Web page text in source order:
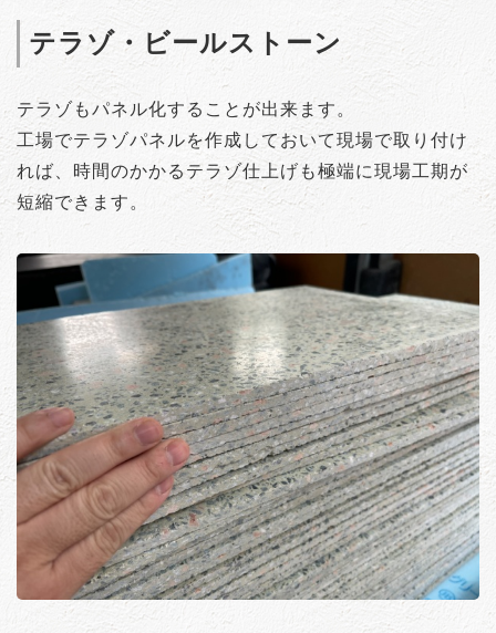
テラゾ・ビールストーン
テラゾもパネル化することが出来ます。
工場でテラゾパネルを作成しておいて現場で取り付け
れば、時間のかかるテラゾ仕上げも極端に現場工期が
短縮できます。